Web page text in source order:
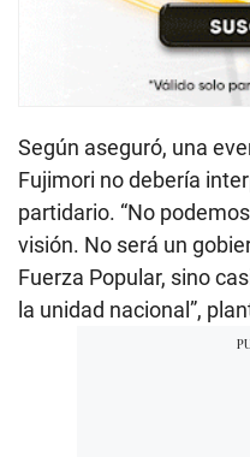
Según aseguró, una
Fujimori no debería
partidario. “No
visión. No será un
Fuerza Popular, sino
la unidad nacional”,